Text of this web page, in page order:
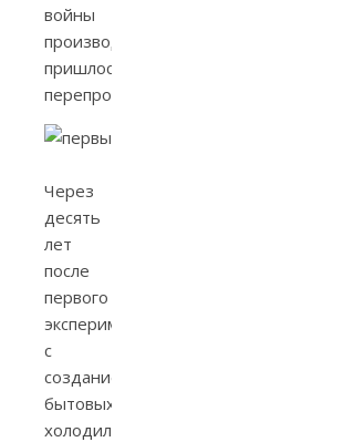
войны
производство
пришлось
перепрофилировать.
Через
десять
лет
после
первого
эксперимента
с
созданием
бытовых
холодильников